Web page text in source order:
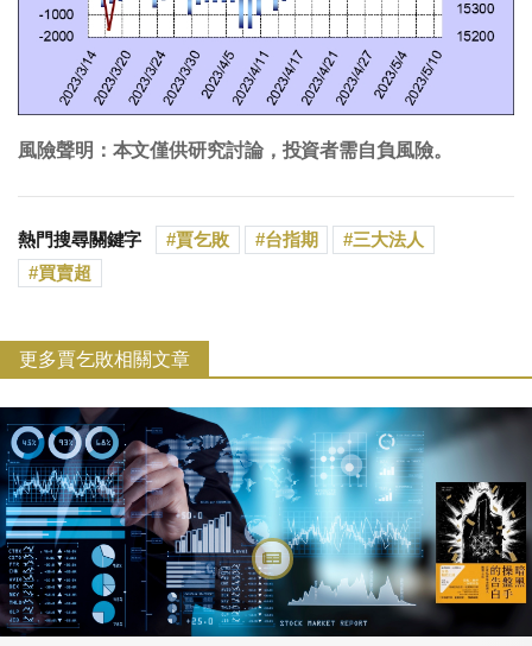
風險聲明：本文僅供研究討論，投資者需自負風險。
熱門搜尋關鍵字 賈乞敗 台指期
三大法人
買賣超
更多賈乞敗相關文章